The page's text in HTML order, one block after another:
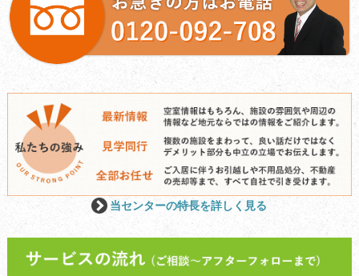
当センターの特長を詳しく見る